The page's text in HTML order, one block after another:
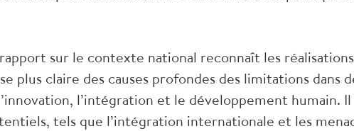
sur le contexte national reconnaît les réalisations
plus claire des causes profondes des limitations dans
l’intégration et le développement humain. Il
tels que l’intégration internationale et les